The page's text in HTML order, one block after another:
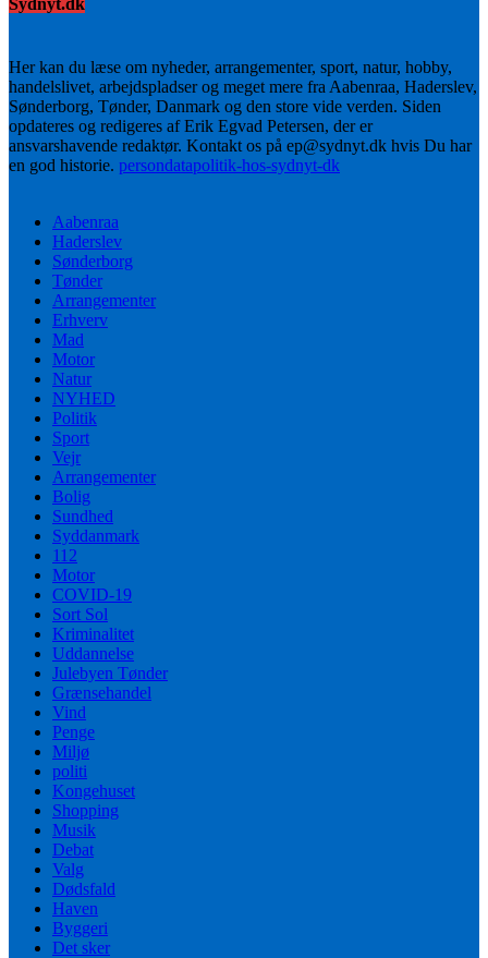
Sydnyt.dk
Her kan du læse om nyheder, arrangementer, sport, natur, hobby,
handelslivet, arbejdspladser og meget mere fra Aabenraa, Haderslev,
Sønderborg, Tønder, Danmark og den store vide verden. Siden
opdateres og redigeres af Erik Egvad Petersen, der er
ansvarshavende redaktør. Kontakt os på ep@sydnyt.dk hvis Du har
en god historie. persondatapolitik-hos-sydnyt-dk
Aabenraa
Haderslev
Sønderborg
Tønder
Arrangementer
Erhverv
Mad
Motor
Natur
NYHED
Politik
Sport
Vejr
Arrangementer
Bolig
Sundhed
Syddanmark
112
Motor
COVID-19
Sort Sol
Kriminalitet
Uddannelse
Julebyen Tønder
Grænsehandel
Vind
Penge
Miljø
politi
Kongehuset
Shopping
Musik
Debat
Valg
Dødsfald
Haven
Byggeri
Det sker